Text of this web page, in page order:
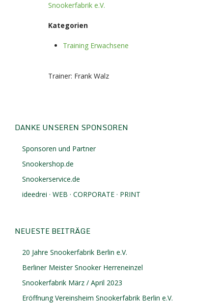
Snookerfabrik e.V.
Kategorien
Training Erwachsene
Trainer: Frank Walz
DANKE UNSEREN SPONSOREN
Sponsoren und Partner
Snookershop.de
Snookerservice.de
ideedrei · WEB · CORPORATE · PRINT
NEUESTE BEITRÄGE
20 Jahre Snookerfabrik Berlin e.V.
Berliner Meister Snooker Herreneinzel
Snookerfabrik März / April 2023
Eröffnung Vereinsheim Snookerfabrik Berlin e.V.